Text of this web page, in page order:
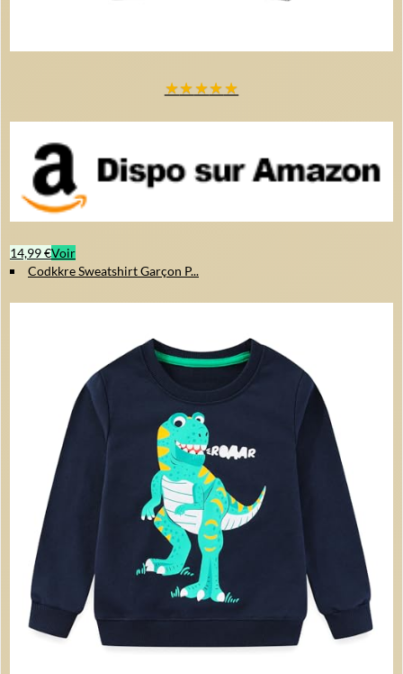
★★★★★
14,99 €Voir
Codkkre Sweatshirt Garçon P...